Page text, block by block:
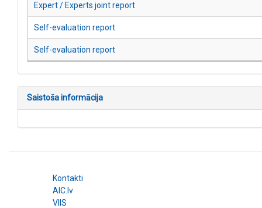
Expert / Experts joint report
Self-evaluation report
Self-evaluation report
Saistoša informācija
Kontakti
AIC.lv
VIIS